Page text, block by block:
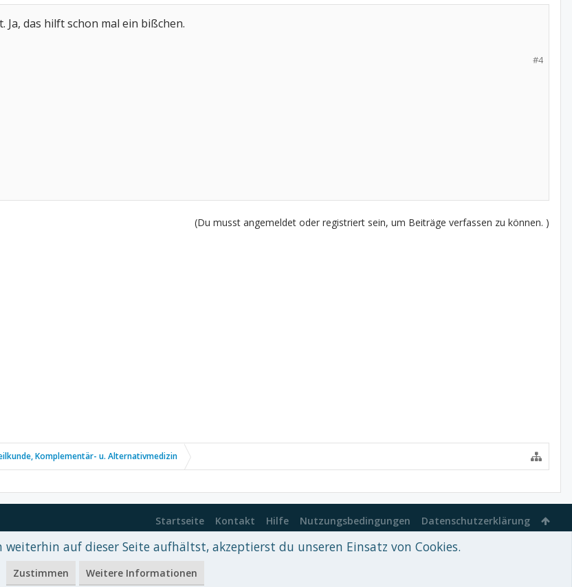
das hilft schon mal ein bißchen.
#4
(Du musst angemeldet oder registriert sein, um Beiträge verfassen zu können. )
Komplementär- u. Alternativmedizin
Startseite Kontakt Hilfe Nutzungsbedingungen Datenschutzerklärung
2017
weiterhin auf dieser Seite aufhältst, akzeptierst du unseren Einsatz von Cookies.
Zustimmen Weitere Informationen